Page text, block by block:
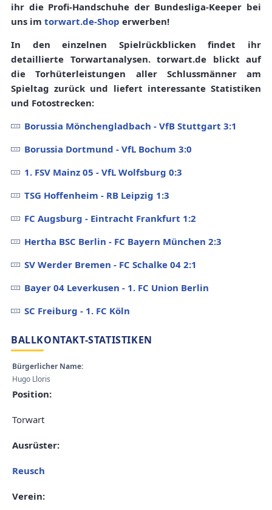
ihr die Profi-Handschuhe der Bundesliga-Keeper bei
uns im torwart.de-Shop erwerben!
In den einzelnen Spielrückblicken findet ihr
detaillierte Torwartanalysen. torwart.de blickt auf
die Torhüterleistungen aller Schlussmänner am
Spieltag zurück und liefert interessante Statistiken
und Fotostrecken:
Borussia Mönchengladbach - VfB Stuttgart 3:1
Borussia Dortmund - VfL Bochum 3:0
1. FSV Mainz 05 - VfL Wolfsburg 0:3
TSG Hoffenheim - RB Leipzig 1:3
FC Augsburg - Eintracht Frankfurt 1:2
Hertha BSC Berlin - FC Bayern München 2:3
SV Werder Bremen - FC Schalke 04 2:1
Bayer 04 Leverkusen - 1. FC Union Berlin
SC Freiburg - 1. FC Köln
BALLKONTAKT-STATISTIKEN
Bürgerlicher Name:
Hugo Lloris
Position:
Torwart
Ausrüster:
Reusch
Verein: